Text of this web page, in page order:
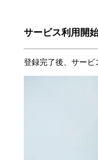
サービス利用開
登録完了後、サービ